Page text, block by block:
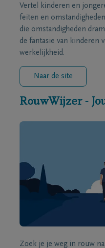
Vertel kinderen en
feiten en
die omstandigheden
de fantasie van kinderen
werkelijkheid.
Naar de site
RouwWijzer -
Zoek je je weg in rouw